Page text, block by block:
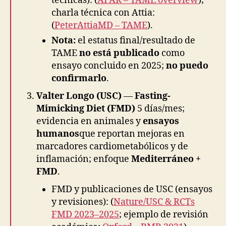
charla técnica con Attia:
(PeterAttiaMD – TAME).
Nota: el estatus final/resultado de
TAMEno está publicado como
ensayo concluido en 2025; no puedo
confirmarlo.
Valter Longo (USC)—Fasting-
Mimicking Diet (FMD) 5 días/mes;
evidencia en animales yensayos
humanosque reportan mejoras en
marcadores cardiometabólicos y de
inflamación; enfoque Mediterráneo +
FMD.
FMD y publicaciones de USC (ensayos
y revisiones): (Nature/USC & RCTs
FMD 2023–2025; ejemplo de revisión